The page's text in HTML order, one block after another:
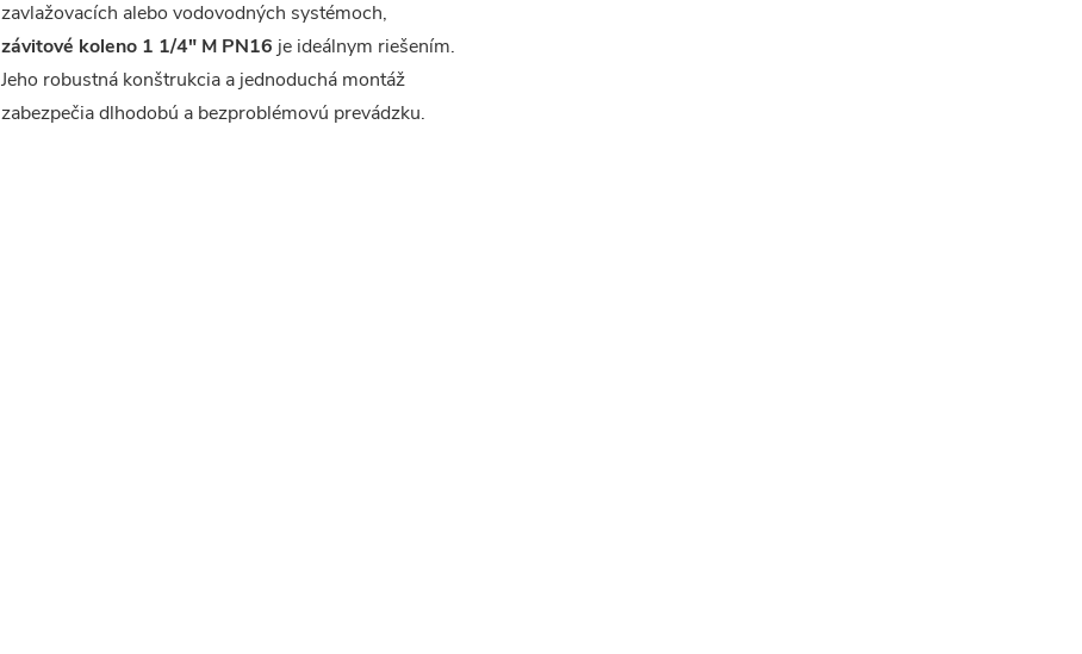
zavlažovacích alebo vodovodných systémoch,
závitové koleno 1 1/4" M PN16 je ideálnym riešením.
Jeho robustná konštrukcia a jednoduchá montáž
zabezpečia dlhodobú a bezproblémovú prevádzku.